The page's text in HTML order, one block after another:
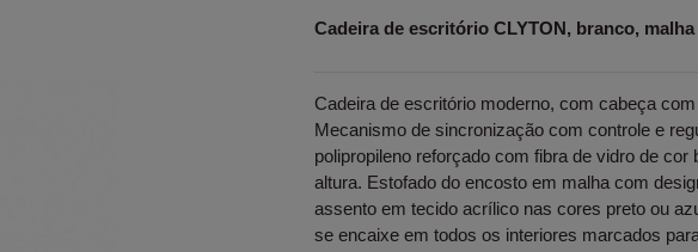
Cadeira de escritório CLYTON, branco, malha
Cadeira de escritório moderno, com cabeça
Mecanismo de sincronização com controle e
polipropileno reforçado com fibra de vidro de
altura. Estofado do encosto em malha com
assento em tecido acrílico nas cores preto ou
se encaixe em todos os interiores marcados